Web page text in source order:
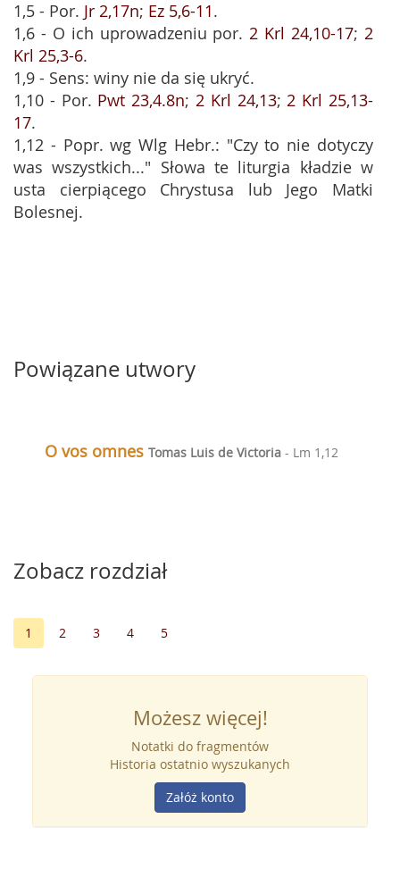
1,5 - Por. Jr 2,17n; Ez 5,6-11.
1,6 - O ich uprowadzeniu por.2 Krl 24,10-17;2
Krl 25,3-6.
1,9 - Sens: winy nie da się ukryć.
1,10 - Por. Pwt 23,4.8n;2 Krl 24,13;2 Krl 25,13-
17.
1,12 - Popr. wg Wlg Hebr.: "Czy to nie dotyczy
was wszystkich..." Słowa te liturgia kładzie w
usta cierpiącego Chrystusa lub Jego Matki
Bolesnej.
Powiązane utwory
O vos omnes Tomas Luis de Victoria - Lm 1,12
Zobacz rozdział
1 2 3 4 5
Możesz więcej!
Notatki do fragmentów
Historia ostatnio wyszukanych
Załóż konto